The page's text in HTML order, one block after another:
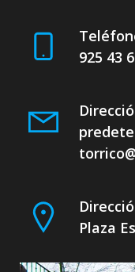
925 43
Plaza